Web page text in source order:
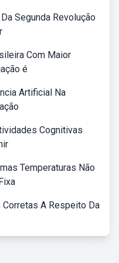
Segunda Revolução
Com Maior
é
Artificial Na
Cognitivas
Temperaturas Não
A Respeito Da